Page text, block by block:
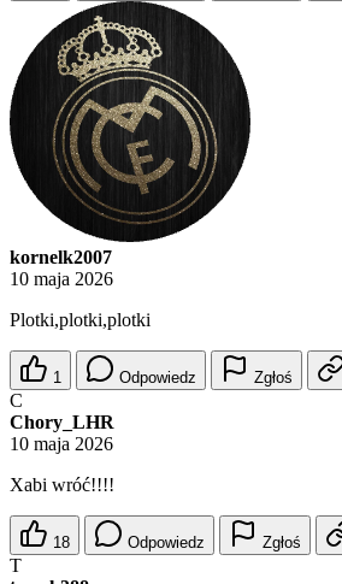
kornelk2007
10 maja 2026
Plotki,plotki,plotki
1 Odpowiedz Zgłoś
C
Chory_LHR
10 maja 2026
Xabi wróć!!!!
18 Odpowiedz Zgłoś
T